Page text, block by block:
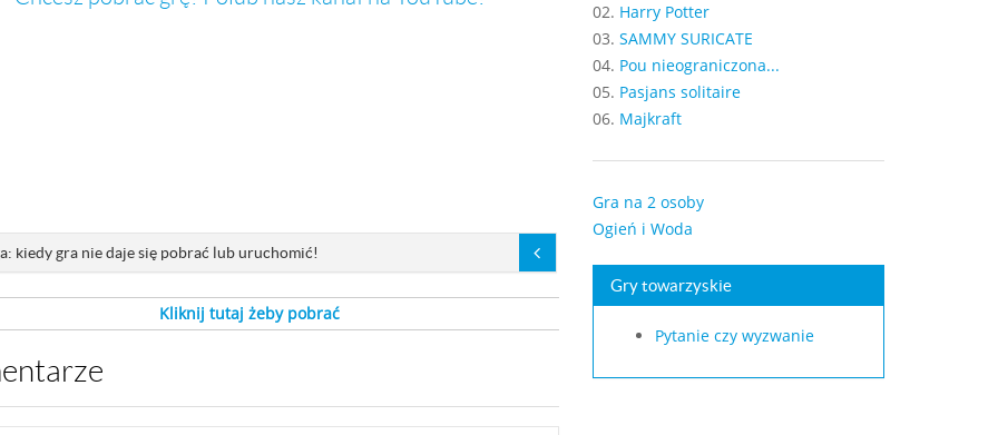
kiedy gra nie daje się pobrać lub uruchomić!
Kliknij tutaj żeby pobrać
02. Harry Potter
03. SAMMY SURICATE
04. Pou nieograniczona...
05. Pasjans solitaire
06. Majkraft
Gra na 2 osoby
Ogień i Woda
Gry towarzyskie
Pytanie czy wyzwanie